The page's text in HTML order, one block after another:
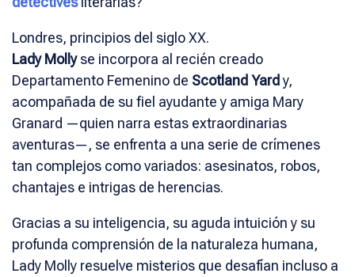
Londres, principios del siglo XX.
Lady Mollyse incorpora al recién creado
Departamento Femenino de Scotland Yardy,
acompañada de su fiel ayudante y amiga Mary
Granard —quien narra estas extraordinarias
aventuras—, se enfrenta a una serie de crímenes
tan complejos como variados: asesinatos, robos,
chantajes e intrigas de herencias.
Gracias a su inteligencia, su aguda intuición y su
profunda comprensión de la naturaleza humana,
Lady Molly resuelve misterios que desafían incluso a